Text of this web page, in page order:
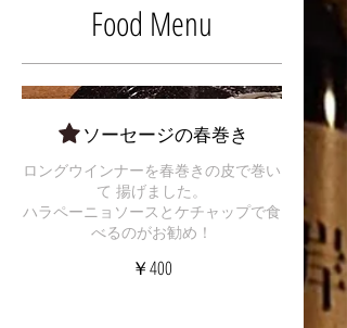
Food Menu
ソーセージの春巻き
ロングウインナーを春巻きの皮で巻い
て 揚げました。
ハラペーニョソースとケチャップで食
べるのがお勧め！
￥400